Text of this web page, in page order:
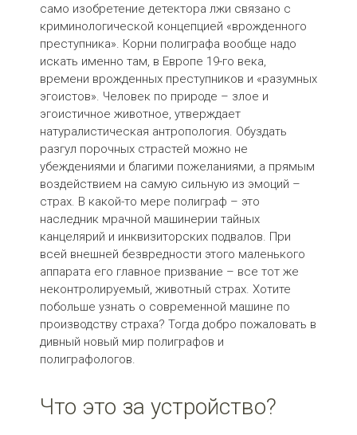
само изобретение детектора лжи связано с
криминологической концепцией «врожденного
преступника». Корни полиграфа вообще надо
искать именно там, в Европе 19-го века,
времени врожденных преступников и «разумных
эгоистов». Человек по природе – злое и
эгоистичное животное, утверждает
натуралистическая антропология. Обуздать
разгул порочных страстей можно не
убеждениями и благими пожеланиями, а прямым
воздействием на самую сильную из эмоций –
страх. В какой-то мере полиграф – это
наследник мрачной машинерии тайных
канцелярий и инквизиторских подвалов. При
всей внешней безвредности этого маленького
аппарата его главное призвание – все тот же
неконтролируемый, животный страх. Хотите
побольше узнать о современной машине по
производству страха? Тогда добро пожаловать в
дивный новый мир полиграфов и
полиграфологов.
Что это за устройство?